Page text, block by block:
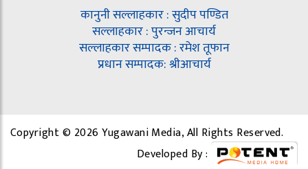
कानुनी सल्लाहकार : सुदीप पण्डित
सल्लाहकार : पुरन्जन आचार्य
सल्लाहकार सम्पादक : रमेश तूफान
प्रधान सम्पादक: श्रीआचार्य
Copyright © 2026 Yugawani Media, All Rights Reserved.
Developed By :